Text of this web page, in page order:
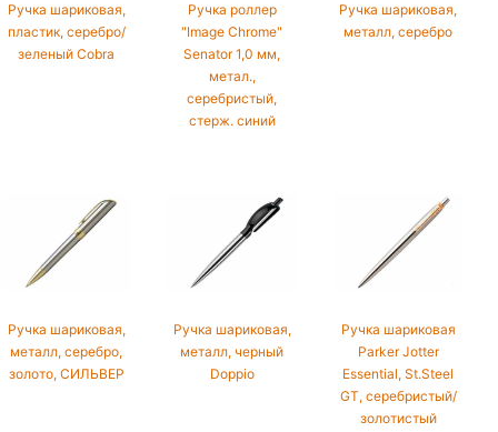
Ручка шариковая,
пластик, серебро/
зеленый Cobra
Ручка роллер
"Image Chrome"
Senator 1,0 мм,
метал.,
серебристый,
стерж. синий
Ручка шариковая,
металл, серебро
Ручка шариковая,
металл, серебро,
золото, СИЛЬВЕР
Ручка шариковая,
металл, черный
Doppio
Ручка шариковая
Parker Jotter
Essential, St.Steel
GT, серебристый/
золотистый